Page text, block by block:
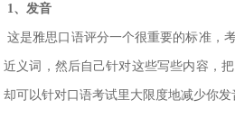
1、发音
这是雅思口语评分一个很重要的标准，
近义词，然后自己针对这些写些内容，
却可以针对口语考试里大限度地减少你发